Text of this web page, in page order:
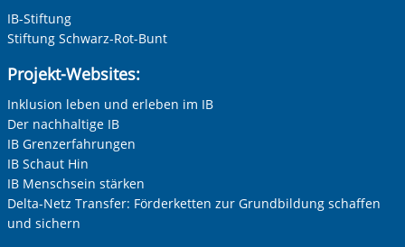
IB-Stiftung
Stiftung Schwarz-Rot-Bunt
Projekt-Websites:
Inklusion leben und erleben im IB
Der nachhaltige IB
IB Grenzerfahrungen
IB Schaut Hin
IB Menschsein stärken
Delta-Netz Transfer: Förderketten zur Grundbildung schaffen
und sichern